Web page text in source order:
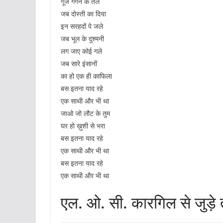
जब दोस्ती का दिया
इन सरहदों पे जले
जब भूल के दुश्मनी
लग जाए कोई गले
जब सारे इंसानों
का हो एक ही काफिला
बस इतना याद रहे
एक साथी और भी था
जाओ जो लौट के तुम
घर हो ख़ुशी से भरा
बस इतना याद रहे
एक साथी और भी था
बस इतना याद रहे
एक साथी और भी था
एल. ओ. सी. कारगिल से जुड़े